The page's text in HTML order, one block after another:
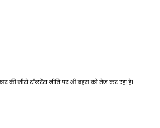
की जीरो टॉलरेंस नीति पर भी बहस को तेज कर रहा है।